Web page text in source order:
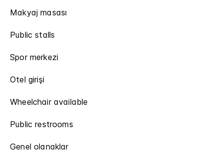
Makyaj masası
Public stalls
Spor merkezi
Otel girişi
Wheelchair available
Public restrooms
Genel olanaklar